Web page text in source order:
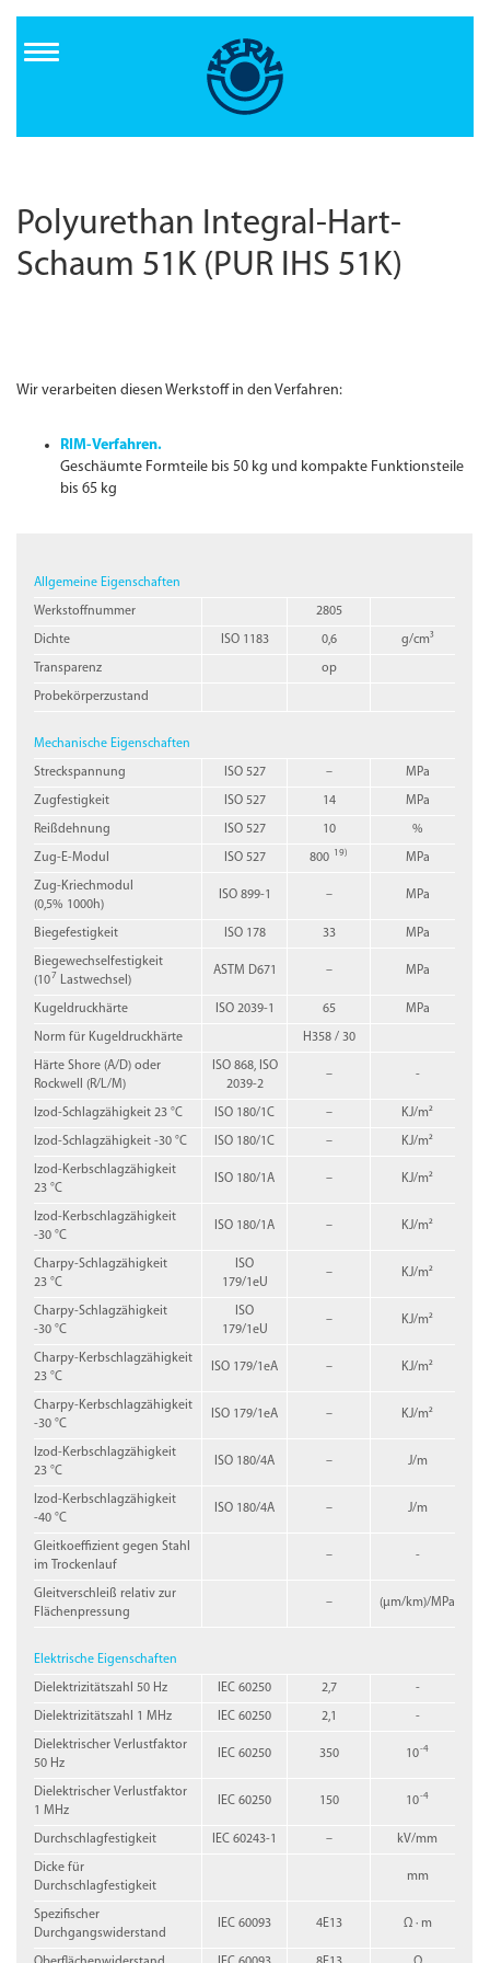
Inhalt
Polyurethan Integral-Hart-
Schaum 51K (PUR IHS 51K)
Wir verarbeiten diesen Werkstoff in den Verfahren:
RIM-Verfahren.
Geschäumte Formteile bis 50 kg und kompakte Funktionsteile
bis 65 kg
Allgemeine Eigenschaften
Werkstoffnummer 2805
Dichte ISO 1183 0,6 g/cm³
Transparenz op
Probekörperzustand
Mechanische Eigenschaften
Streckspannung ISO 527 – MPa
Zugfestigkeit ISO 527 14 MPa
Reißdehnung ISO 527 10 %
Zug-E-Modul ISO 527 800 19) MPa
Zug-Kriechmodul
(0,5% 1000h)
ISO 899-1 – MPa
Biegefestigkeit ISO 178 33 MPa
Biegewechselfestigkeit
(107 Lastwechsel)
ASTM D671 – MPa
Kugeldruckhärte ISO 2039-1 65 MPa
Norm für Kugeldruckhärte H358 / 30
Härte Shore (A/D) oder
Rockwell (R/L/M)
ISO 868, ISO
2039-2
– -
Izod-Schlagzähigkeit 23 °C ISO 180/1C – KJ/m²
Izod-Schlagzähigkeit -30 °C ISO 180/1C – KJ/m²
Izod-Kerbschlagzähigkeit
23 °C
ISO 180/1A – KJ/m²
Izod-Kerbschlagzähigkeit
-30 °C
ISO 180/1A – KJ/m²
Charpy-Schlagzähigkeit
23 °C
ISO
179/1eU
– KJ/m²
Charpy-Schlagzähigkeit
-30 °C
ISO
179/1eU
– KJ/m²
Charpy-Kerbschlagzähigkeit
23 °C
ISO 179/1eA – KJ/m²
Charpy-Kerbschlagzähigkeit
-30 °C
ISO 179/1eA – KJ/m²
Izod-Kerbschlagzähigkeit
23 °C
ISO 180/4A – J/m
Izod-Kerbschlagzähigkeit
-40 °C
ISO 180/4A – J/m
Gleitkoeffizient gegen Stahl
im Trockenlauf
– -
Gleitverschleiß relativ zur
Flächenpressung
– (µm/km)/MPa
Elektrische Eigenschaften
Dielektrizitätszahl 50 Hz IEC 60250 2,7 -
Dielektrizitätszahl 1 MHz IEC 60250 2,1 -
Dielektrischer Verlustfaktor
50 Hz
IEC 60250 350 10-4
Dielektrischer Verlustfaktor
1 MHz
IEC 60250 150 10-4
Durchschlagfestigkeit IEC 60243-1 – kV/mm
Dicke für
Durchschlagfestigkeit
mm
Spezifischer
Durchgangswiderstand
IEC 60093 4E13 Ω · m